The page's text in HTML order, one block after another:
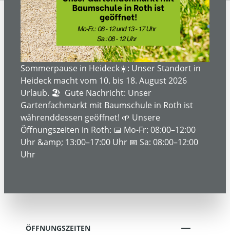
ÜBER UNS
SERVICE- UND DIENSTLEISTUNGEN
INFORMATIONEN
RECHTLICHE INFORMATIONEN
ÖFFNUNGSZEITEN
Sommerpause in Heideck☀️: Unser Standort in
Heideck macht vom 10. bis 18. August 2026
Urlaub. 🏖️ Gute Nachricht: Unser
Gartenfachmarkt mit Baumschule in Roth ist
währenddessen geöffnet! 🌱 Unsere
Öffnungszeiten in Roth: 📅 Mo-Fr: 08:00–12:00
Uhr &amp; 13:00–17:00 Uhr 📅 Sa: 08:00–12:00
Uhr